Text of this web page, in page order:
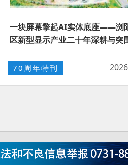
一块屏幕擎起AI实体底座——浏
区新型显示产业二十年深耕与突
70周年特刊